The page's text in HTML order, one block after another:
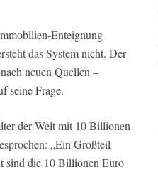
Enteignung
das System nicht. Der
neuen Quellen –
seine Frage.
der Welt mit 10 Billionen
„Ein Großteil
sind die 10 Billionen Euro